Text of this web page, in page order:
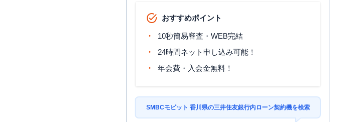
おすすめポイント
10秒簡易審査・WEB完結
24時間ネット申し込み可能！
年会費・入会金無料！
SMBCモビット 香川県の三井住友銀行内ローン契約機を検索